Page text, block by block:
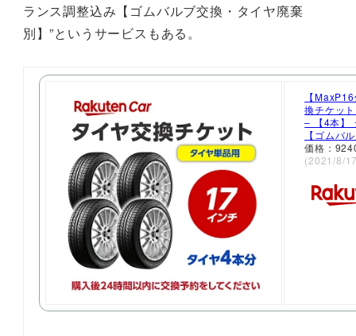
ランス調整込み【ゴムバルブ交換・タイヤ廃棄
別】”というサービスもある。
【
換チケッ
– 【4本】
【ゴムバ
価格：
(2021/8/